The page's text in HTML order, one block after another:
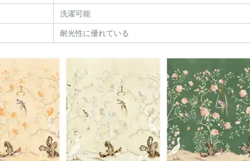
洗濯可能
耐光性に優れている